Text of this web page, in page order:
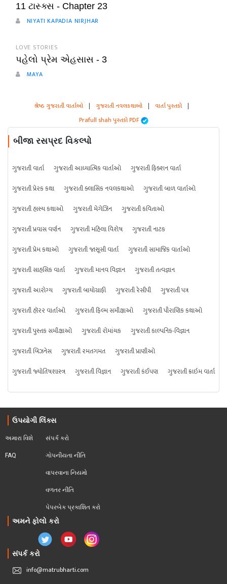
11 ટાસ્ક્સ - Chapter 23
NIYATI KAPADIA NIRJHAR
LOVE STORIES
પહેલો પ્રેમ એહસાસ - 3
MAYA
શ્રેષ્ઠ ગુજરાતી વાર્તાઓ | ગુજરાતી નવલકથાઓ | વાર્તા પુસ્તકો |
Prafull shah પુસ્તકો PDF
બીજા રસપ્રદ વિકલ્પો
ગુજરાતી વાર્તા ગુજરાતી આધ્યાત્મિક વાર્તાઓ
ગુજરાતી ફિક્શન વાર્તા
ગુજરાતી પ્રેરક કથા
ગુજરાતી ક્લાસિક નવલકથાઓ
ગુજરાતી બાળ વાર્તાઓ
ગુજરાતી હાસ્ય કથાઓ
ગુજરાતી મેગેઝિન
ગુજરાતી કવિતાઓ
ગુજરાતી પ્રવાસ વર્ણન
ગુજરાતી મહિલા વિશેષ
ગુજરાતી નાટક
ગુજરાતી પ્રેમ કથાઓ
ગુજરાતી જાસૂસી વાર્તા
ગુજરાતી સામાજિક વાર્તાઓ
ગુજરાતી સાહસિક વાર્તા
ગુજરાતી માનવ વિજ્ઞાન
ગુજરાતી તત્વજ્ઞાન
ગુજરાતી આરોગ્ય
ગુજરાતી બાયોગ્રાફી ગુજરાતી રેસીપી
ગુજરાતી પત્ર
ગુજરાતી હૉરર વાર્તાઓ
ગુજરાતી ફિલ્મ સમીક્ષાઓ
ગુજરાતી પૌરાણિક કથાઓ
ગુજરાતી પુસ્તક સમીક્ષાઓ
ગુજરાતી રોમાંચક
ગુજરાતી કાલ્પનિક-વિજ્ઞાન
ગુજરાતી બિઝનેસ
ગુજરાતી રમતગમત
ગુજરાતી પ્રાણીઓ
ગુજરાતી જ્યોતિષશાસ્ત્ર
ગુજરાતી વિજ્ઞાન ગુજરાતી કંઈપણ ગુજરાતી ક્રાઇમ વાર્તા
ઉપયોગી લિંક્સ
અમારા વિશે
FAQ
સંપર્ક કરો
ગોપનીયતા નીતિ
વાપરવાના નિયમો
વળતર નીતિ
પેપરબેક પ્રકાશિત કરો
અમને ફોલો કરો
સંપર્ક કરો
info@matrubharti.com